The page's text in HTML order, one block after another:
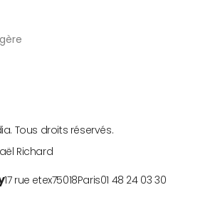
Tous droits réservés.
Richard
17 rue etex75018Paris01 48 24 03 30